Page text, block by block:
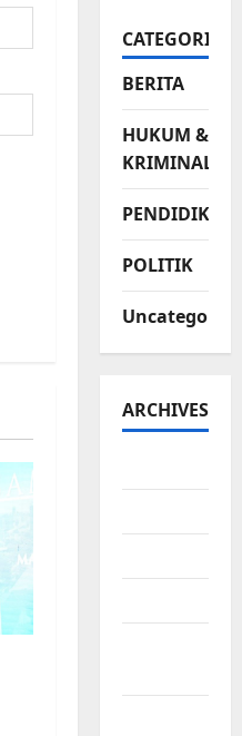
CATEGORIES
BERITA
HUKUM &
KRIMINAL
PENDIDIKAN
POLITIK
ARCHIVES